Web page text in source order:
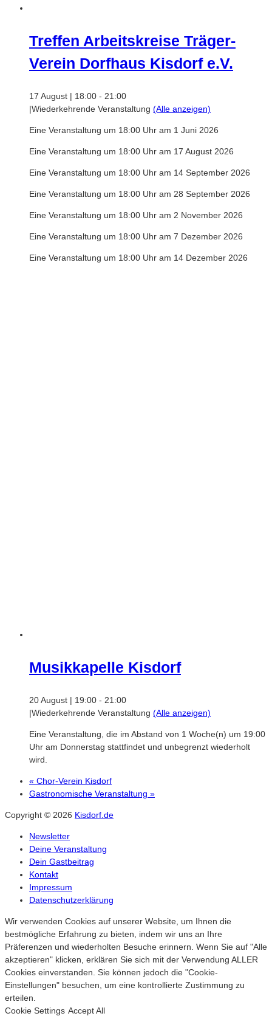
Treffen Arbeitskreise Träger-
Verein Dorfhaus Kisdorf e.V.
17 August | 18:00 - 21:00
|Wiederkehrende Veranstaltung (Alle anzeigen)
Eine Veranstaltung um 18:00 Uhr am 1 Juni 2026
Eine Veranstaltung um 18:00 Uhr am 17 August 2026
Eine Veranstaltung um 18:00 Uhr am 14 September 2026
Eine Veranstaltung um 18:00 Uhr am 28 September 2026
Eine Veranstaltung um 18:00 Uhr am 2 November 2026
Eine Veranstaltung um 18:00 Uhr am 7 Dezember 2026
Eine Veranstaltung um 18:00 Uhr am 14 Dezember 2026
Musikkapelle Kisdorf
20 August | 19:00 - 21:00
|Wiederkehrende Veranstaltung (Alle anzeigen)
Eine Veranstaltung, die im Abstand von 1 Woche(n) um 19:00
Uhr am Donnerstag stattfindet und unbegrenzt wiederholt
wird.
« Chor-Verein Kisdorf
Gastronomische Veranstaltung »
Copyright © 2026 Kisdorf.de
Newsletter
Deine Veranstaltung
Dein Gastbeitrag
Kontakt
Impressum
Datenschutzerklärung
Wir verwenden Cookies auf unserer Website, um Ihnen die
bestmögliche Erfahrung zu bieten, indem wir uns an Ihre
Präferenzen und wiederholten Besuche erinnern. Wenn Sie auf "Alle
akzeptieren" klicken, erklären Sie sich mit der Verwendung ALLER
Cookies einverstanden. Sie können jedoch die "Cookie-
Einstellungen" besuchen, um eine kontrollierte Zustimmung zu
erteilen.
Cookie Settings Accept All